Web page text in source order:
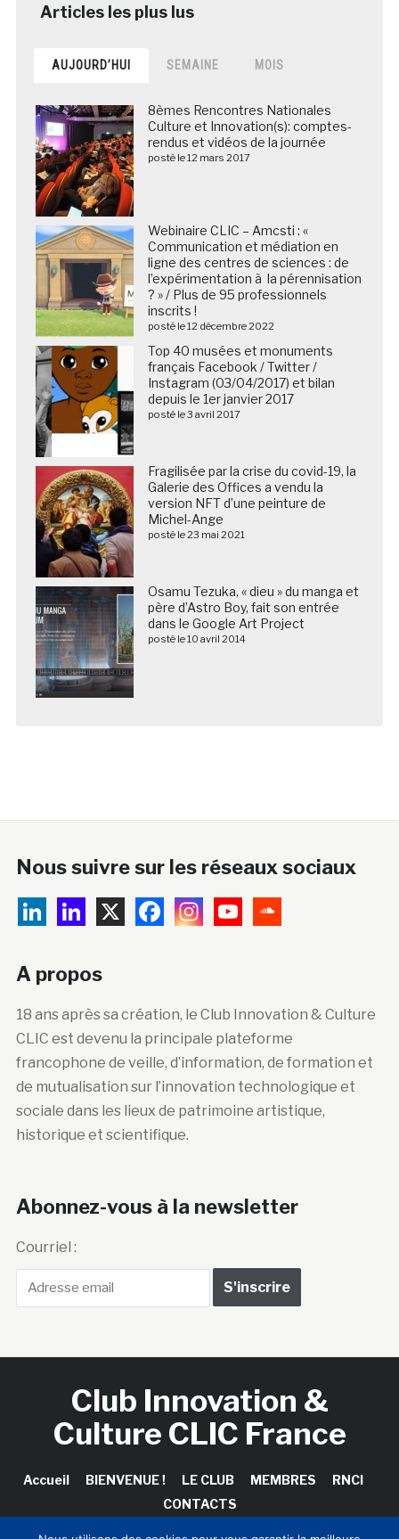
AUJOURD’HUI SEMAINE MOIS
8èmes Rencontres Nationales
Culture et Innovation(s): comptes-
rendus et vidéos de la journée
posté le 12 mars 2017
Webinaire CLIC – Amcsti : «
Communication et médiation en
ligne des centres de sciences : de
l’expérimentation à la pérennisation
? » / Plus de 95 professionnels
inscrits !
posté le 12 décembre 2022
Top 40 musées et monuments
français Facebook / Twitter /
Instagram (03/04/2017) et bilan
depuis le 1er janvier 2017
posté le 3 avril 2017
Fragilisée par la crise du covid-19, la
Galerie des Offices a vendu la
version NFT d’une peinture de
Michel-Ange
posté le 23 mai 2021
Osamu Tezuka, « dieu » du manga et
père d’Astro Boy, fait son entrée
dans le Google Art Project
posté le 10 avril 2014
Nous suivre sur les réseaux sociaux
A propos
18 ans après sa création, le Club Innovation & Culture
CLIC est devenu la principale plateforme
francophone de veille, d’information, de formation et
de mutualisation sur l’innovation technologique et
sociale dans les lieux de patrimoine artistique,
historique et scientifique.
Abonnez-vous à la newsletter
Courriel :
Club Innovation &
Culture CLIC France
Accueil BIENVENUE ! LE CLUB MEMBRES
RNCI
CONTACTS